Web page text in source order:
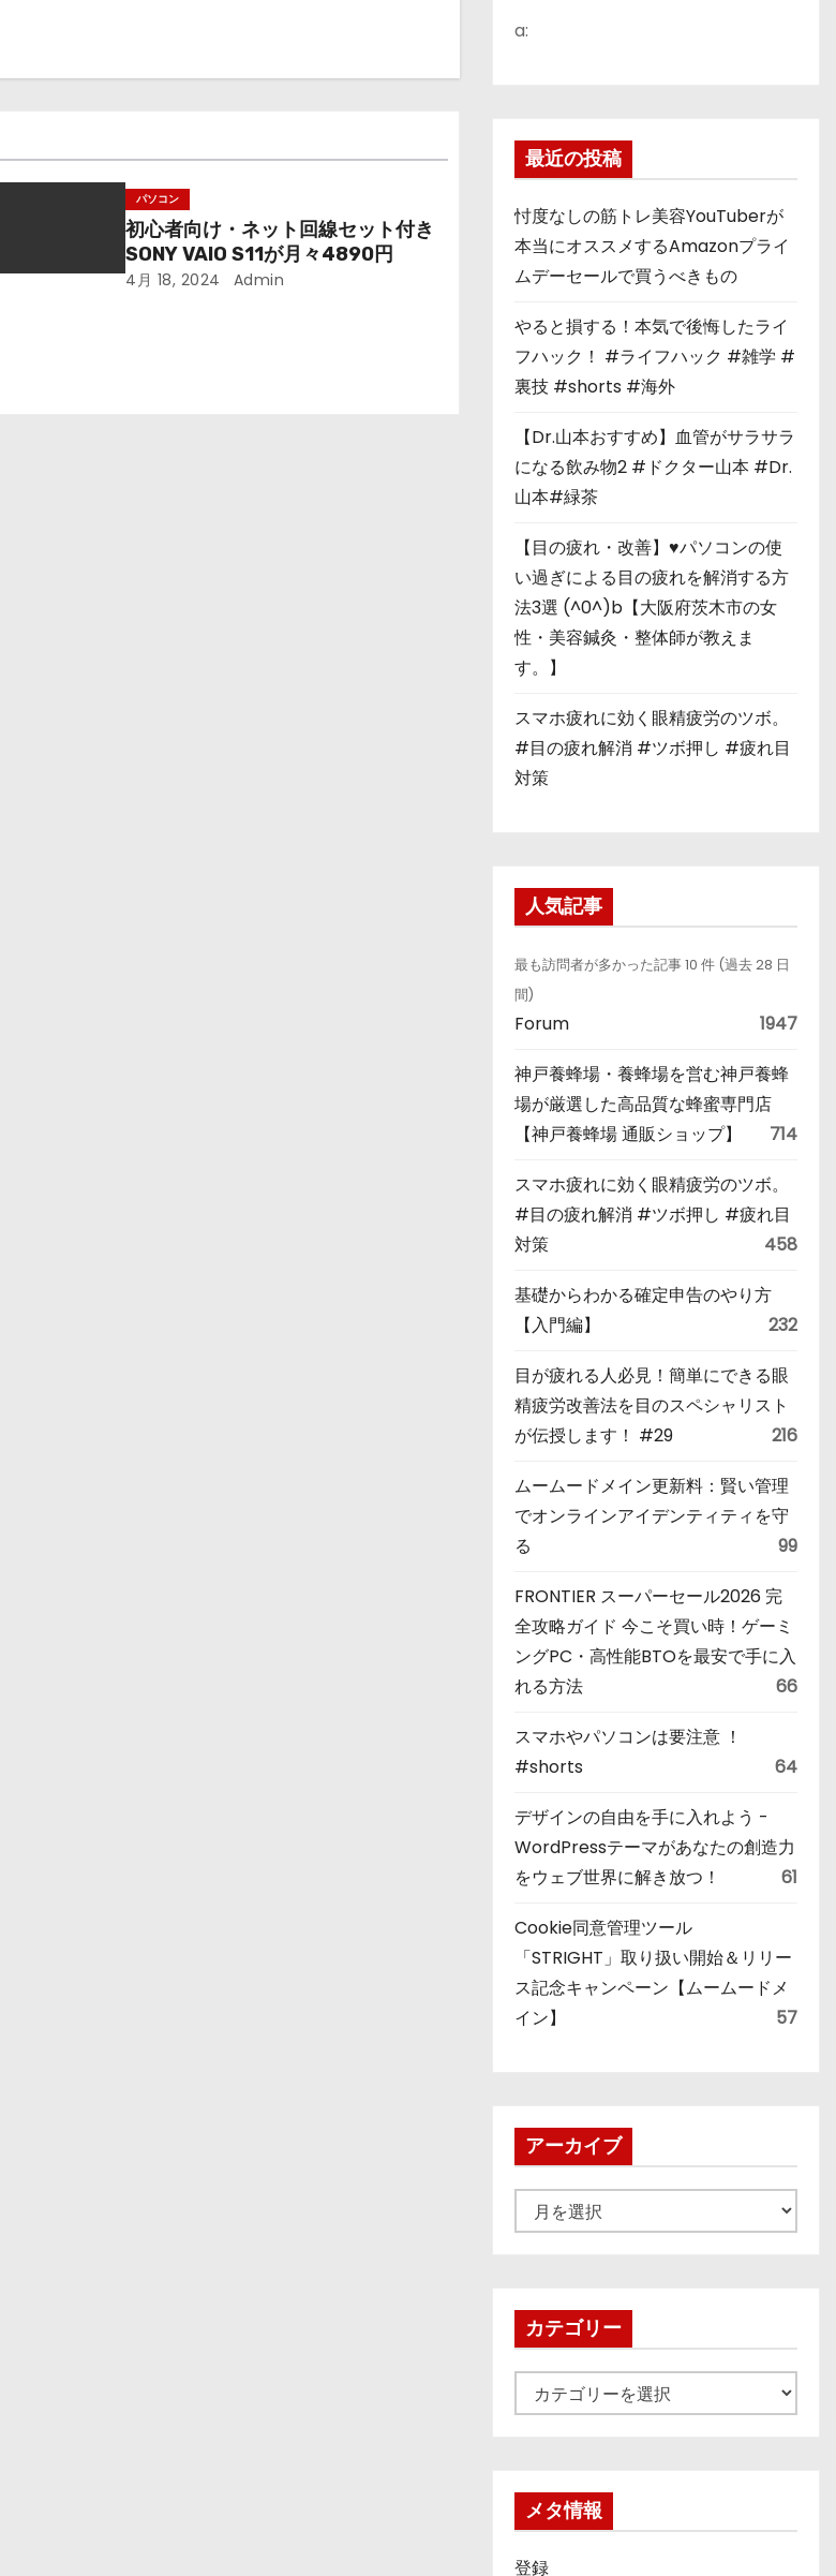
パソコン
初心者向け・ネット回線セット付き
SONY VAIO S11が月々4890円
4月 18, 2024 Admin
a:
最近の投稿
忖度なしの筋トレ美容YouTuberが
本当にオススメするAmazonプライ
ムデーセールで買うべきもの
やると損する！本気で後悔したライ
フハック！ #ライフハック #雑学 #
裏技 #shorts #海外
【Dr.山本おすすめ】血管がサラサラ
になる飲み物2 #ドクター山本 #Dr.
山本#緑茶
【目の疲れ・改善】♥パソコンの使
い過ぎによる目の疲れを解消する方
法3選 (^0^)b【大阪府茨木市の女
性・美容鍼灸・整体師が教えま
す。】
スマホ疲れに効く眼精疲労のツボ。
#目の疲れ解消 #ツボ押し #疲れ目
対策
人気記事
最も訪問者が多かった記事 10 件 (過去 28 日
間)
Forum 1947
神戸養蜂場・養蜂場を営む神戸養蜂
場が厳選した高品質な蜂蜜専門店
【神戸養蜂場 通販ショップ】
714
スマホ疲れに効く眼精疲労のツボ。
#目の疲れ解消 #ツボ押し #疲れ目
対策
458
基礎からわかる確定申告のやり方
【入門編】
232
目が疲れる人必見！簡単にできる眼
精疲労改善法を目のスペシャリスト
が伝授します！ #29
216
ムームードメイン更新料：賢い管理
でオンラインアイデンティティを守
る
99
FRONTIER スーパーセール2026 完
全攻略ガイド 今こそ買い時！ゲーミ
ングPC・高性能BTOを最安で手に入
れる方法
66
スマホやパソコンは要注意 ！
#shorts
64
デザインの自由を手に入れよう -
WordPressテーマがあなたの創造力
をウェブ世界に解き放つ！
61
Cookie同意管理ツール
「STRIGHT」取り扱い開始＆リリー
ス記念キャンペーン【ムームードメ
イン】
57
アーカイブ
ー
ブカテゴリー
テ
メタ情報
登録